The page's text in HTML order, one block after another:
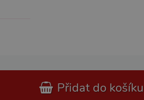
Přidat do košíku